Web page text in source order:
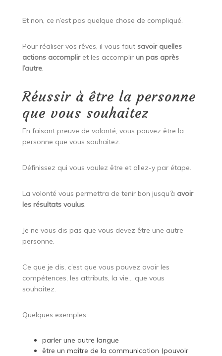
Et non, ce n’est pas quelque chose de compliqué.
Pour réaliser vos rêves, il vous faut savoir quelles
actions accompliret les accomplir un pas après
l’autre.
Réussir à être la personne
que vous souhaitez
En faisant preuve de volonté, vous pouvez être la
personne que vous souhaitez.
Définissez qui vous voulez être et allez-y par étape.
La volonté vous permettra de tenir bon jusqu’à avoir
les résultats voulus.
Je ne vous dis pas que vous devez être une autre
personne.
Ce que je dis, c’est que vous pouvez avoir les
compétences, les attributs, la vie… que vous
souhaitez.
Quelques exemples :
parler une autre langue
être un maître de la communication (pouvoir